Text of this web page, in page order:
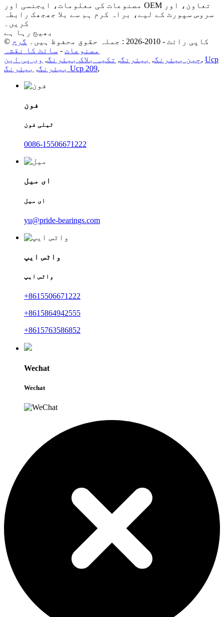
مصنوعات کی معلومات، ایجنسی اور OEM تعاون، اور
سروس سپورٹ کے لیے، براہ کرم ہم سے بلا جھجھک رابطہ
کریں۔
بھیج رہا ہے
© کاپی رائٹ - 2010-2026 : جملہ حقوق محفوظ ہیں۔
گرم
مصنوعات - سائٹ کا نقشہ
چین بیئرنگ, بیئرنگ, تکیہ بلاک بیئرنگ, وی پی این , Ucp
بیئرنگ, بیئرنگ Ucp 209,
فون
ٹیلی فون
0086-15506671222
ای میل
ای میل
yu@pride-bearings.com
واٹس ایپ
واٹس ایپ
+8615506671222
+8615864942555
+8615763586852
Wechat
Wechat